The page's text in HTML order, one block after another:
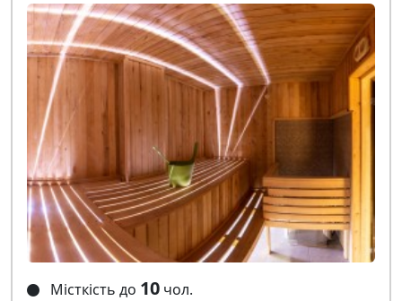
Місткість до 10 чол.